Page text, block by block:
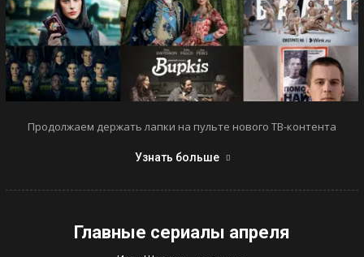
Продолжаем держать лапки на пульте нового ТВ-контента
Узнать больше
Главные сериалы апреля